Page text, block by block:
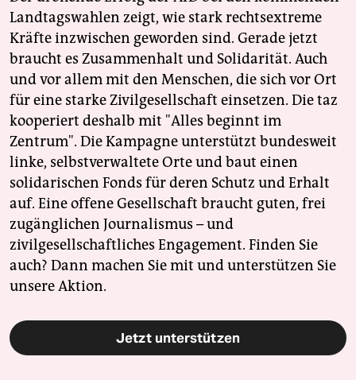
Landtagswahlen zeigt, wie stark rechtsextreme
Kräfte inzwischen geworden sind. Gerade jetzt
braucht es Zusammenhalt und Solidarität. Auch
und vor allem mit den Menschen, die sich vor Ort
für eine starke Zivilgesellschaft einsetzen. Die taz
kooperiert deshalb mit "Alles beginnt im
Zentrum". Die Kampagne unterstützt bundesweit
linke, selbstverwaltete Orte und baut einen
solidarischen Fonds für deren Schutz und Erhalt
auf. Eine offene Gesellschaft braucht guten, frei
zugänglichen Journalismus – und
zivilgesellschaftliches Engagement. Finden Sie
auch? Dann machen Sie mit und unterstützen Sie
unsere Aktion.
Jetzt unterstützen